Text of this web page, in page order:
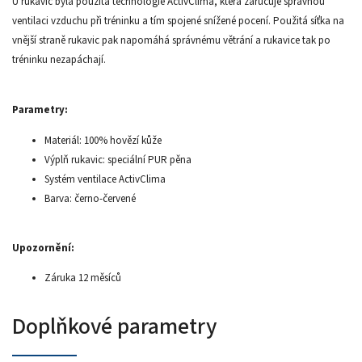
ventilaci vzduchu při tréninku a tím spojené snížené pocení. Použitá síťka na
vnější straně rukavic pak napomáhá správnému větrání a rukavice tak po
tréninku nezapáchají.
Parametry:
Materiál: 100% hovězí kůže
Výplň rukavic: speciální PUR pěna
Systém ventilace ActivClima
Barva: černo-červené
Upozornění:
Záruka 12 měsíců
Doplňkové parametry